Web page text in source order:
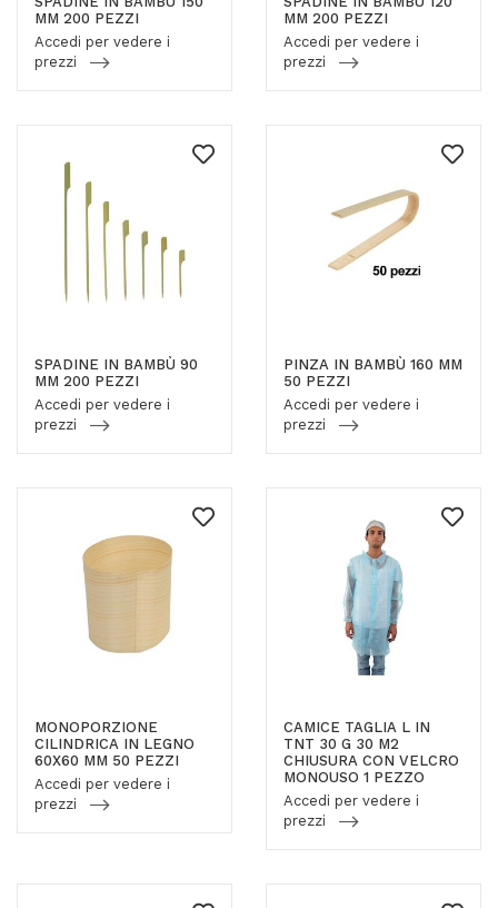
MM 200 PEZZI
Accedi per vedere i
prezzi
MM 200 PEZZI
Accedi per vedere i
prezzi
SPADINE IN BAMBÙ 90
MM 200 PEZZI
Accedi per vedere i
prezzi
PINZA IN BAMBÙ 160 MM
50 PEZZI
Accedi per vedere i
prezzi
MONOPORZIONE
CILINDRICA IN LEGNO
60X60 MM 50 PEZZI
Accedi per vedere i
prezzi
CAMICE TAGLIA L IN
TNT 30 G 30 M2
CHIUSURA CON VELCRO
MONOUSO 1 PEZZO
Accedi per vedere i
prezzi